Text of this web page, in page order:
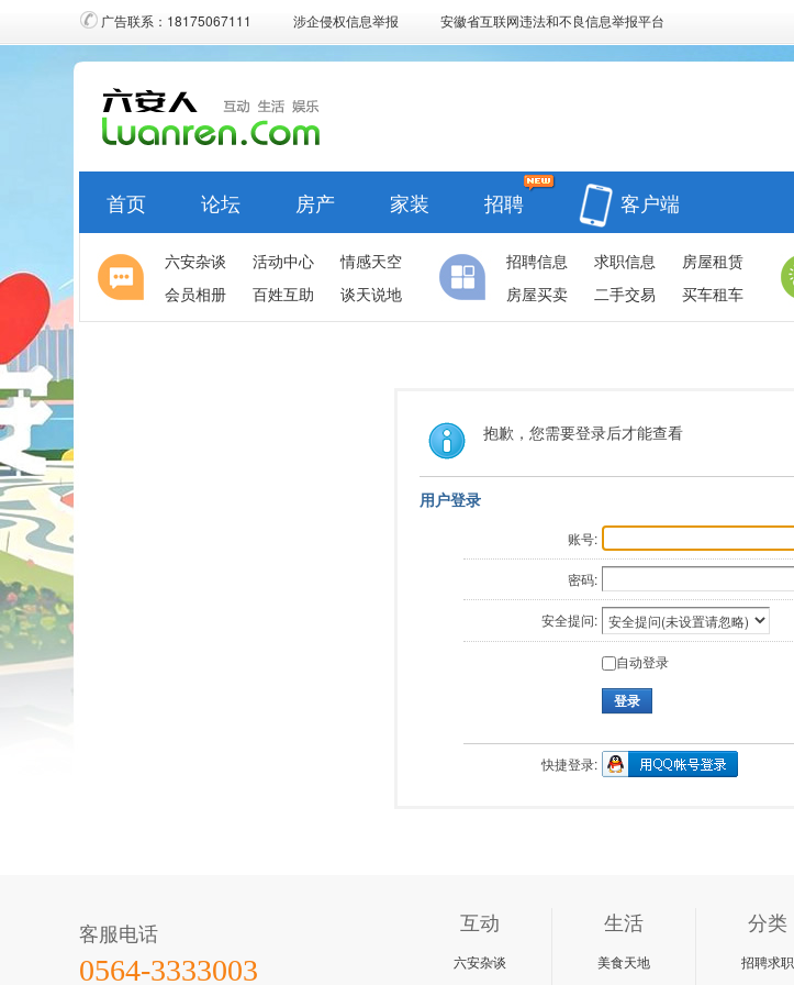
广告联系：18175067111 涉企侵权信息举报 安徽省互联网违法和不良信息举报平台
首页 论坛 房产 家装 招聘 客户端
六安杂谈 活动中心
情感天空
会员相册
百姓互助 谈天说地
招聘信息 求职信息
房屋租赁
房屋买卖
二手交易 买车租车
抱歉，您需要登录后才能查看
用户登录
账号:
密码:
安全提问:
自动登录
登录
快捷登录:
客服电话
0564-3333003
互动
六安杂谈
生活
美食天地
分类
招聘求职